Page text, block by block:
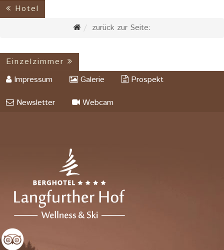
Hotel
zurück zur Seite:
Einzelzimmer
Impressum
Galerie
Prospekt
Newsletter
Webcam